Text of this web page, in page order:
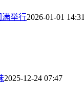
举行2026-01-01 14:31
2025-12-24 07:47